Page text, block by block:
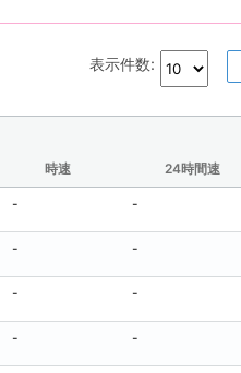
表示件数:
時速 24時間速
- -
- -
- -
- -